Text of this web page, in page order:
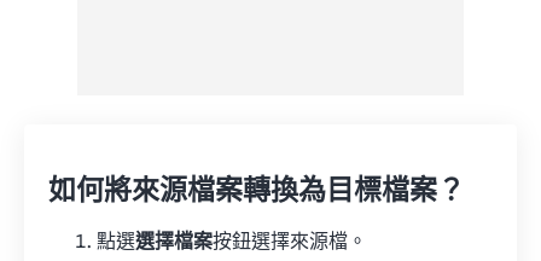
如何將來源檔案轉換為目標檔案？
點選選擇檔案按鈕選擇來源檔。